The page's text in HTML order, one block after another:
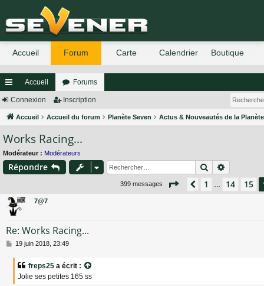
ac
co
ur
ci
Accueil Forums
Connexion Inscription
Accueil Accueil du forum Planète Seven Actus & Nouveautés de la
Works Racing...
Modérateur : Modérateurs
Répondre Rechercher
399 messages Page 16 sur27
Précédent
1 14 15
7@7
Re: Works Racing...
M19 juin 2018, 23:49
freps25 a écrit :
Jolie ses petites 165 ss